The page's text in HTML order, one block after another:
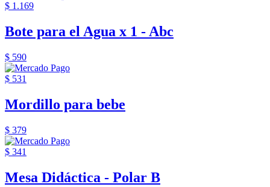
$ 1.169
Bote para el Agua x 1 - Abc
$ 590
$ 531
Mordillo para bebe
$ 379
$ 341
Mesa Didáctica - Polar B